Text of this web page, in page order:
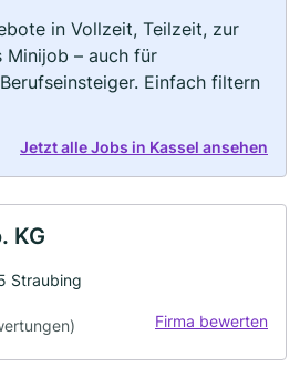
in Vollzeit, Teilzeit, zur
Minijob – auch für
Einfach filtern
Jetzt alle Jobs in Kassel ansehen
KG
Straubing
Firma bewerten